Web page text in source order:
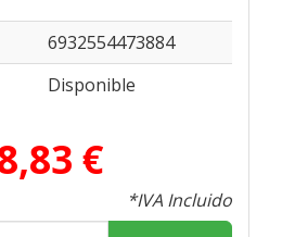
6932554473884
Disponible
€
*IVA Incluido